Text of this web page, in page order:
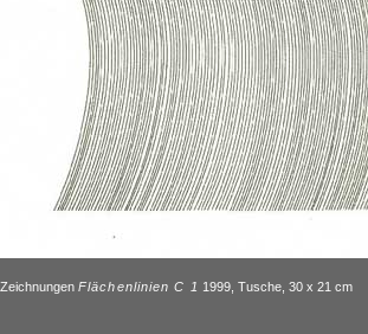
Zeichnungen Flächenlinien C 1 1999, Tusche, 30 x 21 cm